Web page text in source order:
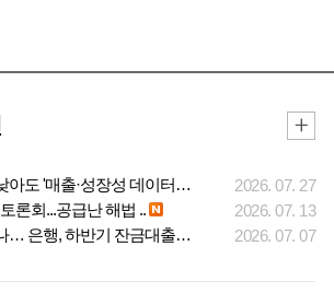
소상공인 신용점수 낮아도 '매출·성장성 데이터..
2026. 07. 27
론회...공급난 해법 ..
2026. 07. 13
아파트 입주 문제없나… 은행, 하반기 잔금대출..
2026. 07. 07